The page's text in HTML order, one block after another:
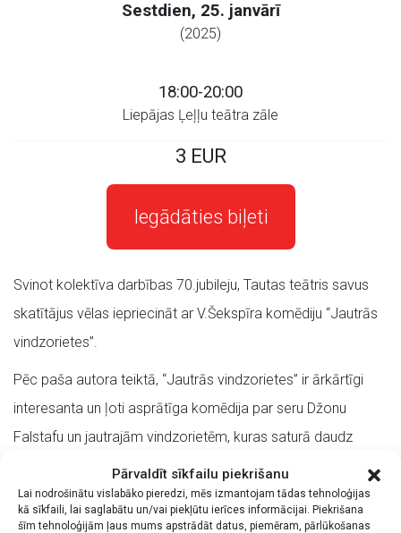
Pārvaldīt sīkfailu piekrišanu
Lai nodrošinātu vislabāko pieredzi, mēs izmantojam tādas tehnoloģijas
kā sīkfaili, lai saglabātu un/vai piekļūtu ierīces informācijai. Piekrišana
šīm tehnoloģijām ļaus mums apstrādāt datus, piemēram, pārlūkošanas
Sestdien, 25. janvārī
(2025)
18:00-20:00
Liepājas Ļeļļu teātra zāle
3 EUR
Iegādāties biļeti
Svinot kolektīva darbības 70.jubileju, Tautas teātris savus
skatītājus vēlas iepriecināt ar V.Šekspīra komēdiju “Jautrās
vindzorietes”.
Pēc paša autora teiktā, “Jautrās vindzorietes” ir ārkārtīgi
interesanta un ļoti asprātīga komēdija par seru Džonu
Falstafu un jautrajām vindzorietēm, kuras saturā daudz
dažādu jocīgu Velsas bruņinieka sera Hjū Evansa,
ekscentriskā daktera Kajusa un mistera Slaikā izdarību ar
leitnanta Pistola un kaprāļa Nima tukšo lielīšanos